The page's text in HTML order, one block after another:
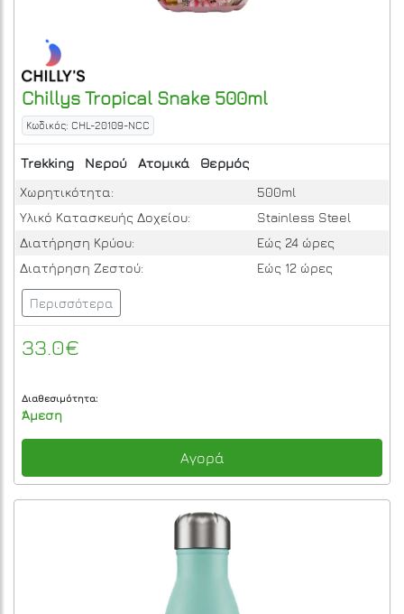
Chillys Tropical Snake 500ml
Κωδικός: CHL-20109-NCC
Trekking Νερού Ατομικά
Θερμός
Χωρητικότητα:
500ml
Υλικό Κατασκευής Δοχείου:
Stainless Steel
Διατήρηση Κρύου:
Εώς 24 ώρες
Διατήρηση Ζεστού:
Εώς 12 ώρες
Περισσότερα
33.0€
Διαθεσιμότητα:
Άμεση
Αγορά